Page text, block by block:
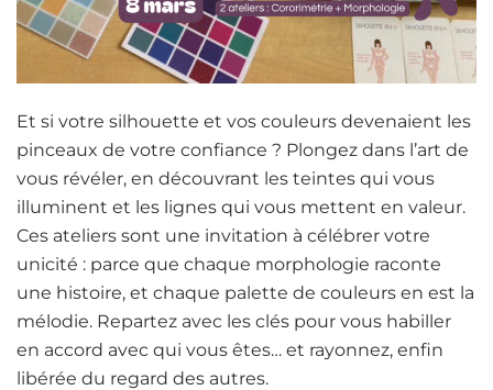
Et si votre silhouette et vos couleurs devenaient les
pinceaux de votre confiance ? Plongez dans l’art de
vous révéler, en découvrant les teintes qui vous
illuminent et les lignes qui vous mettent en valeur.
Ces ateliers sont une invitation à célébrer votre
unicité : parce que chaque morphologie raconte
une histoire, et chaque palette de couleurs en est la
mélodie. Repartez avec les clés pour vous habiller
en accord avec qui vous êtes… et rayonnez, enfin
libérée du regard des autres.